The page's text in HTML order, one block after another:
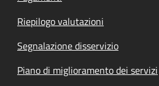
Riepilogo valutazioni
Segnalazione disservizio
Piano di miglioramento dei servizi